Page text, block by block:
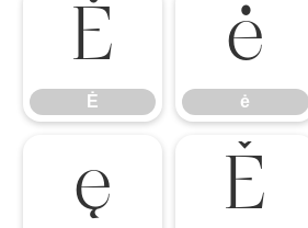
Ė
Ė
ė
ė
ę Ě